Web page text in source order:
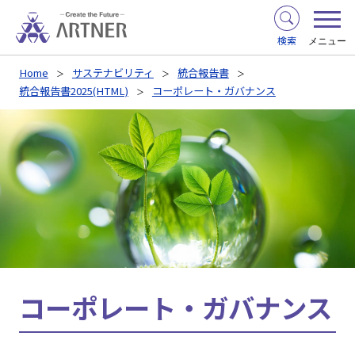
検索 メニュー
Home サステナビリティ
統合報告書
統合報告書2025(HTML)
コーポレート・ガバナンス
コーポレート・ガバナンス